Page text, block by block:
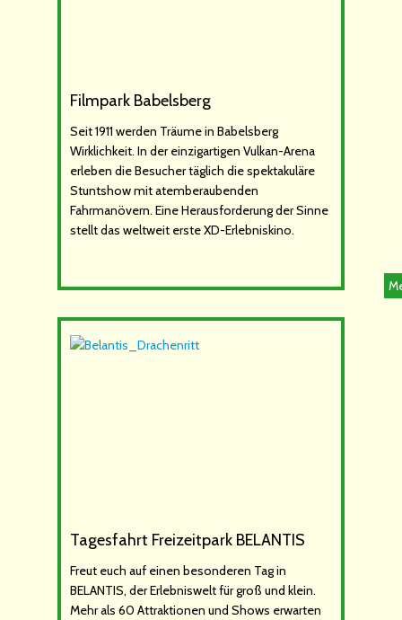
Filmpark Babelsberg
Seit 1911 werden Träume in Babelsberg
Wirklichkeit. In der einzigartigen Vulkan-Arena
erleben die Besucher täglich die spektakuläre
Stuntshow mit atemberaubenden
Fahrmanövern. Eine Herausforderung der Sinne
stellt das weltweit erste XD-Erlebniskino.
Tagesfahrt Freizeitpark BELANTIS
Freut euch auf einen besonderen Tag in
BELANTIS, der Erlebniswelt für groß und klein.
Mehr als 60 Attraktionen und Shows erwarten